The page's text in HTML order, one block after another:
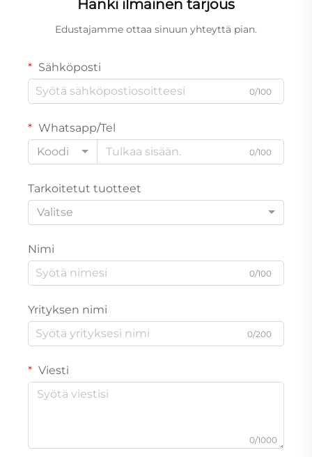
Hanki ilmainen tarjous
Edustajamme ottaa sinuun yhteyttä pian.
Sähköposti
0/100
Whatsapp/Tel
Koodi
0/100
Tarkoitetut tuotteet
Valitse
Nimi
0/100
Yrityksen nimi
0/200
Viesti
0/1000